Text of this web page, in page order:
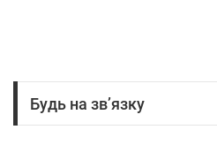
Будь на зв’язку